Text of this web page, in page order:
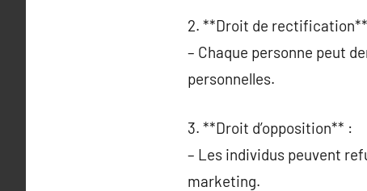
2. **Droit de
– Chaque personne peut
personnelles.
3. **Droit d’opposition** :
– Les individus peuvent
marketing.